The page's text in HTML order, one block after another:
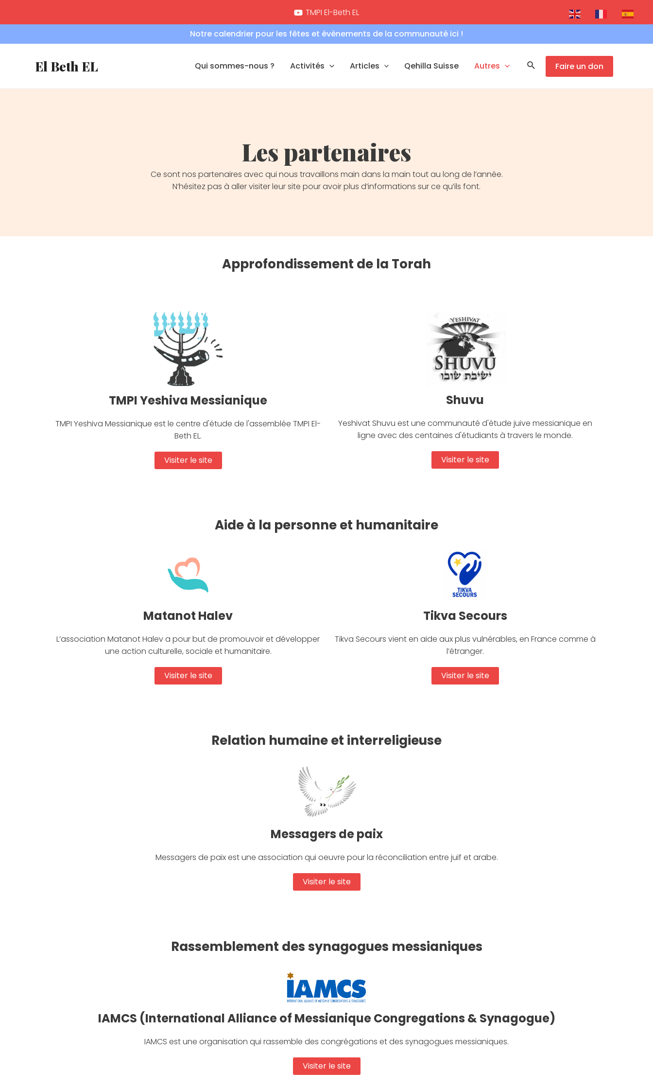
TMPI El-Beth EL
Notre calendrier pour les fêtes et évènements de la communauté ici !
El Beth EL Qui sommes-nous ? Activités Articles Qehilla Suisse Autres RechercherFaire un don
Les partenaires
Ce sont nos partenaires avec qui nous travaillons main dans la main tout au long de l’année.
N’hésitez pas à aller visiter leur site pour avoir plus d’informations sur ce qu’ils font.
Approfondissement de la Torah
TMPI Yeshiva Messianique
TMPI Yeshiva Messianique est le centre d'étude de l'assemblée TMPI El-
Beth EL.
Visiter le site
Shuvu
Yeshivat Shuvu est une communauté d'étude juive messianique en
ligne avec des centaines d'étudiants à travers le monde.
Visiter le site
Aide à la personne et humanitaire
Matanot Halev
L’association Matanot Halev a pour but de promouvoir et développer
une action culturelle, sociale et humanitaire.
Visiter le site
Tikva Secours
Tikva Secours vient en aide aux plus vulnérables, en France comme à
l’étranger.
Visiter le site
Relation humaine et interreligieuse
Messagers de paix
Messagers de paix est une association qui oeuvre pour la réconciliation entre juif et arabe.
Visiter le site
Rassemblement des synagogues messianiques
IAMCS (International Alliance of Messianique Congregations & Synagogue)
IAMCS est une organisation qui rassemble des congrégations et des synagogues messianiques.
Visiter le site